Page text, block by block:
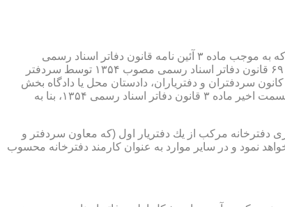
یكی از مناصب بسیار مهم، خطیر و مورد بحث در حقوق مربوط به دفاتر اسناد رسمی، منصب دفتر یاری است. برخلاف سران دفاتر اسناد رسمی كه به موجب ماده ۳ آئین نامه قانون دفاتر اسناد رسمی
(اصلاحی ۲۷/۱۱/۱۳۶۰) به طور سراسری و عمومی، از طریق آگهی، امتحانات ورودی و اختبار، انتخاب گردیده یا به موجب اختیارات حاصله از ماده ۶۹ قانون دفاتر اسناد رسمی مصوب ۱۳۵۴ توسط سردفتر
سردفتران و دفتریاران، دادستان محل یا دادگاه بخش
(حسب مورد) توسط سازمان ثبت اسناد و املاك كشور پیشنهاد و با ابلاغ ریاست قوه قضائیه به این سمت منصوب خواهند شد. دفتریاران، مطابق قسمت اخیر ماده ۳ قانون دفاتر اسناد رسمی ۱۳۵۴، بنا به
دفترخانه مركب از یك دفتریار اول (كه معاون سردفتر و
نمود و در سایر موارد به عنوان كارمند دفترخانه محسوب